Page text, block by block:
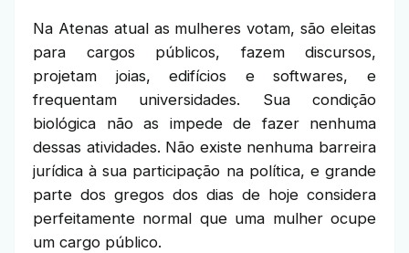
Na Atenas atual as mulheres votam, são eleitas
para cargos públicos, fazem discursos,
projetam joias, edifícios e softwares, e
frequentam universidades. Sua condição
biológica não as impede de fazer nenhuma
dessas atividades. Não existe nenhuma barreira
jurídica à sua participação na política, e grande
parte dos gregos dos dias de hoje considera
perfeitamente normal que uma mulher ocupe
um cargo público.